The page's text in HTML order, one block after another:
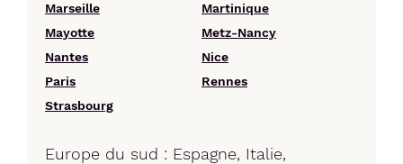
Marseille
Martinique
Mayotte
Metz-Nancy
Nantes
Nice
Paris
Rennes
Strasbourg
Europe du sud : Espagne, Italie,